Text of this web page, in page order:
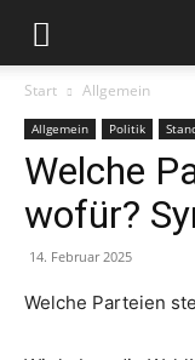
Start Allgemein
Allgemein Politik
Welche
wofür?
14. Februar 2025
Welche Parteien